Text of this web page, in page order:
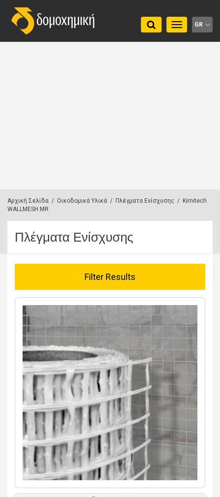
Toggle
navigation
GR
Αρχική Σελίδα / Οικοδομικά Υλικά / Πλέγματα Ενίσχυσης / Kimitech
WALLMESH MR
Πλέγματα Ενίσχυσης
Filter Results